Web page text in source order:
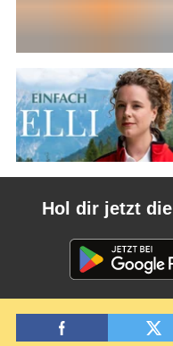
Hol dir jetzt die